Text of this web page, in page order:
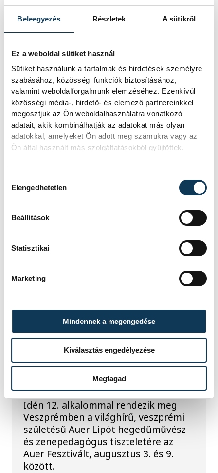
Beleegyezés Részletek A sütikről
Ez a weboldal sütiket használ
Sütiket használunk a tartalmak és hirdetések személyre
szabásához, közösségi funkciók biztosításához,
valamint weboldalforgalmunk elemzéséhez. Ezenkívül
közösségi média-, hirdető- és elemező partnereinkkel
megosztjuk az Ön weboldalhasználatra vonatkozó
adatait, akik kombinálhatják az adatokat más olyan
adatokkal, amelyeket Ön adott meg számukra vagy az
Ön által használt más szolgáltatásokból gyűjtöttek.
Elengedhetetlen
Beállítások
Statisztikai
Marketing
Mindennek a megengedése
Kiválasztás engedélyezése
Megtagad
TOVÁBBI CIKKEK
KULTÚRA
Filmpremierek a
Veszprém-Balaton
Filmpikniken
vetítéssel készül a Veszprém-Balaton
Filmpiknik, amely augusztus 27. és 29.
között várja a nézőket Veszprémben
és Balatonfüreden.
Ezen a héten a
komolyzene fővárosa
Idén 12. alkalommal rendezik meg
Veszprémben a világhírű, veszprémi
születésű Auer Lipót hegedűművész
és zenepedagógus tiszteletére az
Auer Fesztivált, augusztus 3. és 9.
között.